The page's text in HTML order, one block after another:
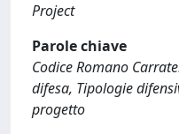
Project
Parole chiave
Codice Romano
difesa, Tipologie
progetto